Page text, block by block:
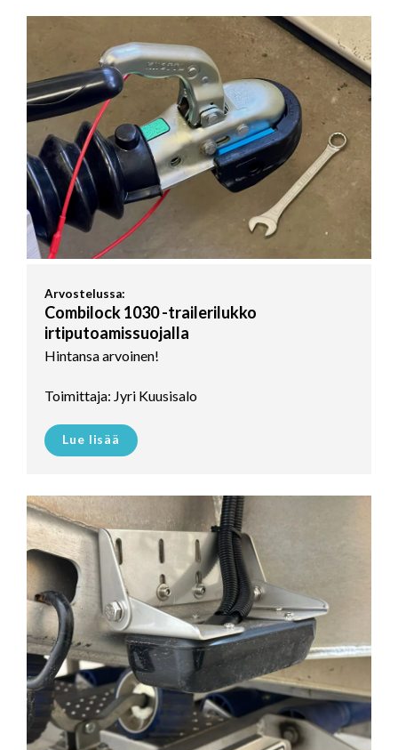
Arvostelussa:
Combilock 1030 -trailerilukko
irtiputoamissuojalla
Hintansa arvoinen!
Toimittaja: Jyri Kuusisalo
Lue lisää